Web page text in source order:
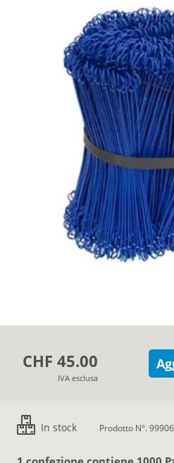
CHF 45.00
IVA esclusa
In stock Prodotto N°.